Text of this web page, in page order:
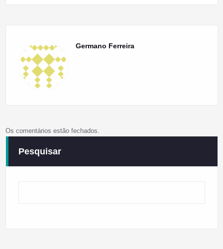
Germano Ferreira
Os comentários estão fechados.
Pesquisar